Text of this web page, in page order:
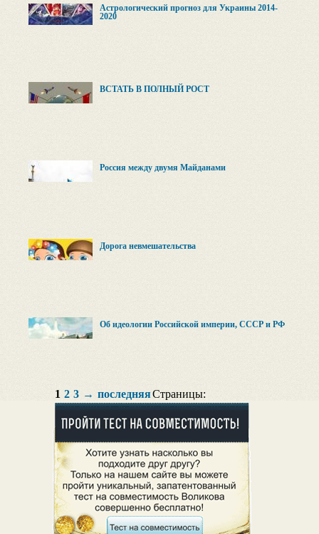
Астрологический прогноз для Украины 2014-
2020
ВСТАТЬ В ПОЛНЫЙ РОСТ
Россия между двумя Майданами
Дорога невмешательства
Об идеологии Российской империи, СССР и РФ
Страницы:
1 2 3 → последняя